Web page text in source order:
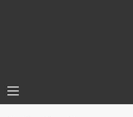
イ
ン